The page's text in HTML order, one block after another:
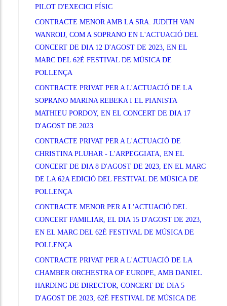
PILOT D'EXECICI FÍSIC
CONTRACTE MENOR AMB LA SRA. JUDITH VAN
WANROIJ, COM A SOPRANO EN L'ACTUACIÓ DEL
CONCERT DE DIA 12 D'AGOST DE 2023, EN EL
MARC DEL 62È FESTIVAL DE MÚSICA DE
POLLENÇA
CONTRACTE PRIVAT PER A L'ACTUACIÓ DE LA
SOPRANO MARINA REBEKA I EL PIANISTA
MATHIEU PORDOY, EN EL CONCERT DE DIA 17
D'AGOST DE 2023
CONTRACTE PRIVAT PER A L'ACTUACIÓ DE
CHRISTINA PLUHAR - L'ARPEGGIATA, EN EL
CONCERT DE DIA 8 D'AGOST DE 2023, EN EL MARC
DE LA 62A EDICIÓ DEL FESTIVAL DE MÚSICA DE
POLLENÇA
CONTRACTE MENOR PER A L'ACTUACIÓ DEL
CONCERT FAMILIAR, EL DIA 15 D'AGOST DE 2023,
EN EL MARC DEL 62È FESTIVAL DE MÚSICA DE
POLLENÇA
CONTRACTE PRIVAT PER A L'ACTUACIÓ DE LA
CHAMBER ORCHESTRA OF EUROPE, AMB DANIEL
HARDING DE DIRECTOR, CONCERT DE DIA 5
D'AGOST DE 2023, 62È FESTIVAL DE MÚSICA DE